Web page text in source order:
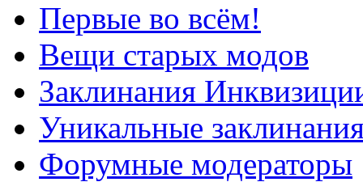
Первые во всём!
Вещи старых модов
Заклинания
Уникальные
Форумные модераторы